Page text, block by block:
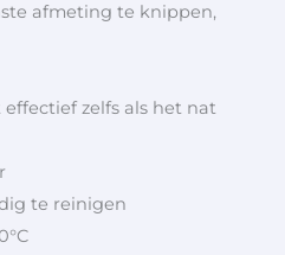
afmeting te knippen,
zelfs als het nat
te reinigen